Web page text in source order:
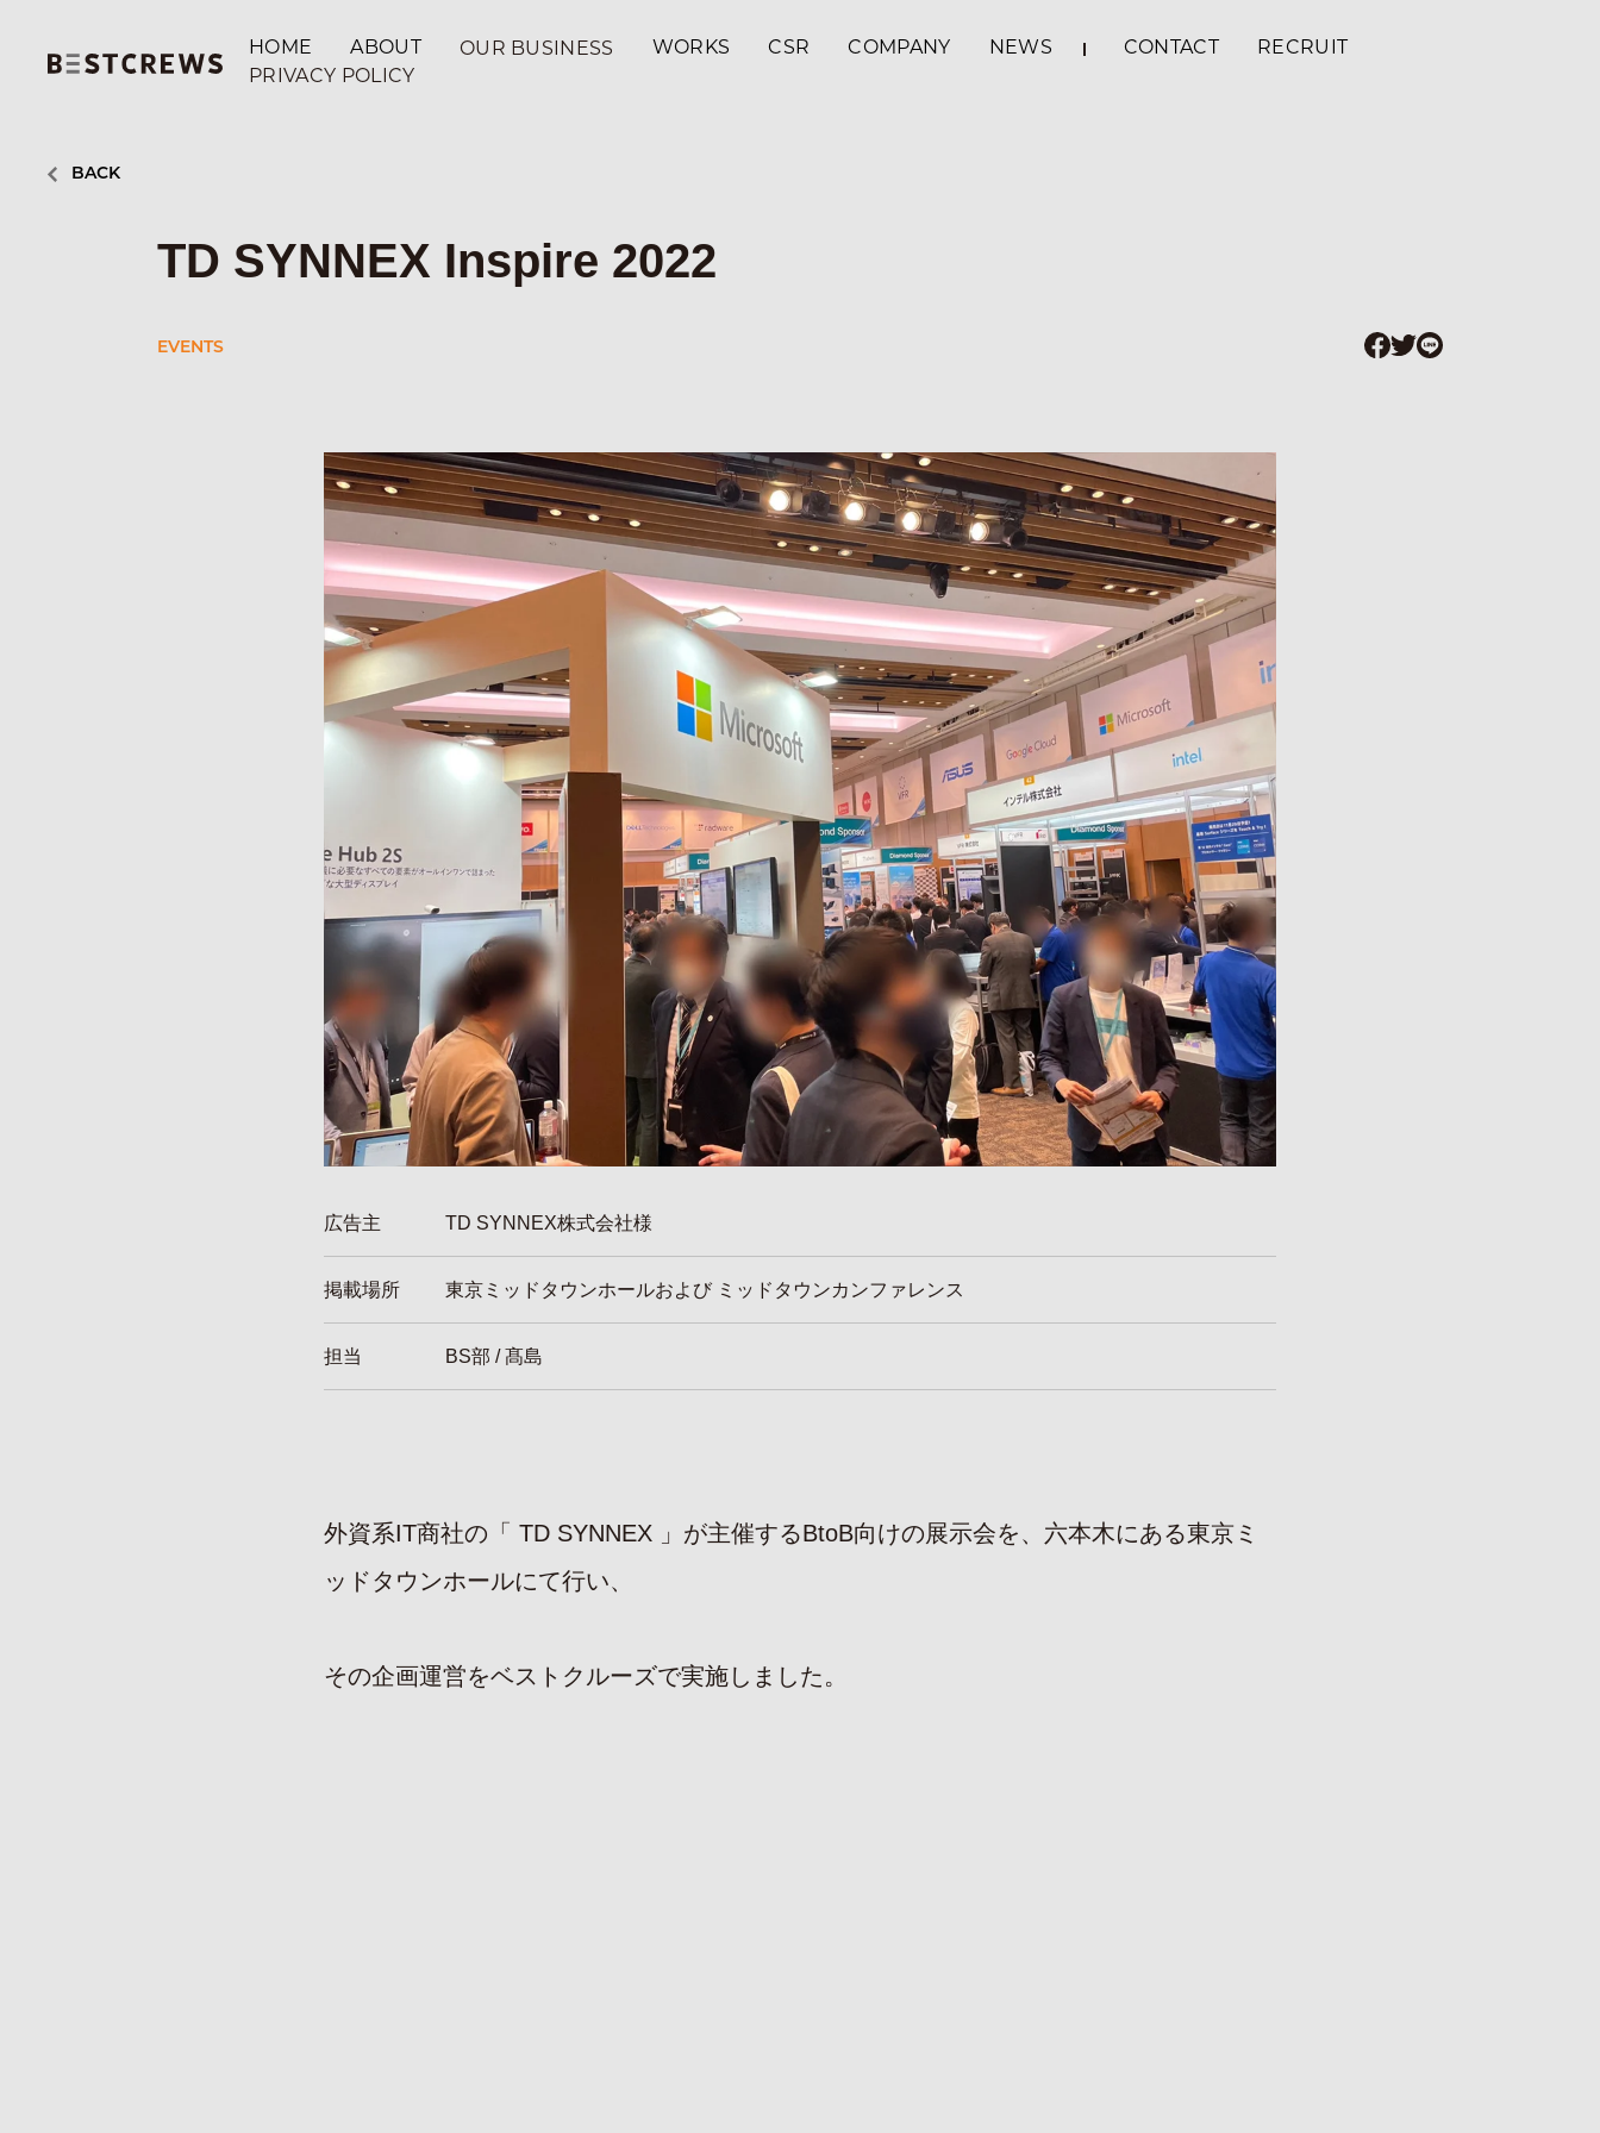
HOME ABOUT OUR BUSINESS WORKS CSR COMPANY NEWS CONTACT
RECRUIT
PRIVACY POLICY
BACK
TD SYNNEX Inspire 2022
EVENTS
広告主 TD SYNNEX株式会社様
掲載場所 東京ミッドタウンホールおよび ミッドタウンカンファレンス
担当 BS部 / 髙島
外資系IT商社の「 TD SYNNEX 」が主催するBtoB向けの展示会を、六本木にある東京ミ
ッドタウンホールにて行い、
その企画運営をベストクルーズで実施しました。